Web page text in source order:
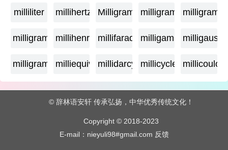
milliliter millihertz Milligramagemilligrame
milligrammemillihenry millifarad milligammamilligauss
milligram milliequivalentmillidarcy millicycle
© 辞林语安轩 传承弘扬，中华优秀传统文化！
Copyright © 2018-2023
E-mail：nieyuli98#gmail.com 反馈